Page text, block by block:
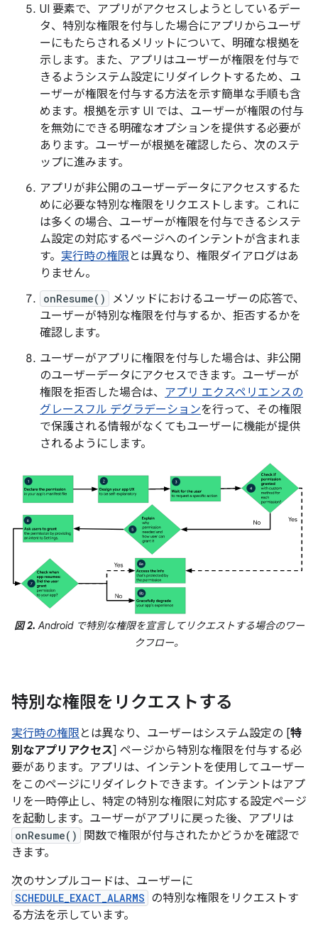
UI 要素で、アプリがアクセスしようとしているデー
タ、特別な権限を付与した場合にアプリからユーザ
ーにもたらされるメリットについて、明確な根拠を
示します。また、アプリはユーザーが権限を付与で
きるようシステム設定にリダイレクトするため、ユ
ーザーが権限を付与する方法を示す簡単な手順も含
めます。根拠を示す UI では、ユーザーが権限の付与
を無効にできる明確なオプションを提供する必要が
あります。ユーザーが根拠を確認したら、次のステ
ップに進みます。
アプリが非公開のユーザーデータにアクセスするた
めに必要な特別な権限をリクエストします。これに
は多くの場合、ユーザーが権限を付与できるシステ
ム設定の対応するページへのインテントが含まれま
す。 実行時の権限 とは異なり、権限ダイアログはあ
りません。
onResume()
メソッドにおけるユーザーの応答で、
ユーザーが特別な権限を付与するか、拒否するかを
確認します。
ユーザーがアプリに権限を付与した場合は、非公開
のユーザーデータにアクセスできます。ユーザーが
権限を拒否した場合は、 アプリ エクスペリエンスの
グレースフル デグラデーションを行って、その権限
で保護される情報がなくてもユーザーに機能が提供
されるようにします。
図 2. Android で特別な権限を宣言してリクエストする場合のワー
クフロー。
特別な権限をリクエストする
実行時の権限 とは異なり、ユーザーはシステム設定の [特
別なアプリアクセス] ページから特別な権限を付与する必
要があります。アプリは、インテントを使用してユーザー
をこのページにリダイレクトできます。インテントはアプ
リを一時停止し、特定の特別な権限に対応する設定ページ
を起動します。ユーザーがアプリに戻った後、アプリは
onResume()
関数で権限が付与されたかどうかを確認で
きます。
次のサンプルコードは、ユーザーに
SCHEDULE_EXACT_ALARMS の特別な権限をリクエストす
る方法を示しています。